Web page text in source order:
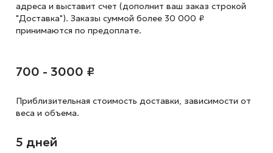
адреса и выставит счет (дополнит ваш заказ строкой
"Доставка"). Заказы суммой более 30 000 ₽
принимаются по предоплате.
700 - 3000 ₽
Приблизительная стоимость доставки, зависимости от
веса и объема.
5 дней